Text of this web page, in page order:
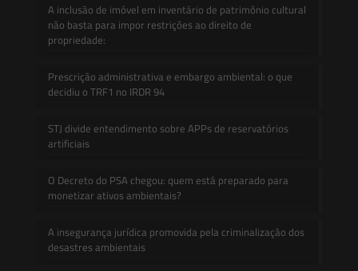
A inclusão de imóvel em inventário de patrimônio cultural
não basta para impor restrições ao direito de
propriedade:
Prescrição administrativa e embargo ambiental: o que
decidiu o TRF1 no IRDR 94
STJ divide entendimento sobre APPs de reservatórios
artificiais
O Decreto do PSA chegou: quem está preparado para
monetizar ativos ambientais?
A insegurança jurídica promovida pela criminalização dos
desastres ambientais